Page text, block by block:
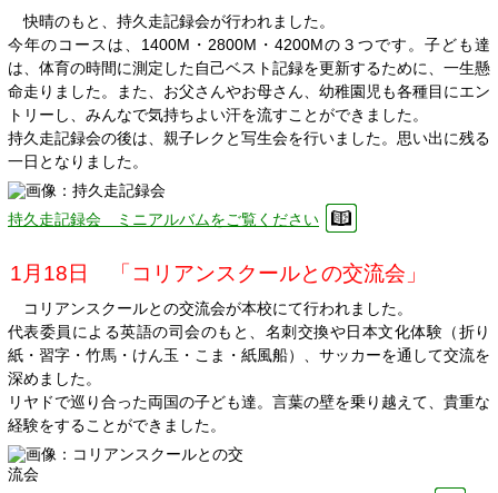
快晴のもと、持久走記録会が行われました。
今年のコースは、1400M・2800M・4200Mの３つです。子ども達
は、体育の時間に測定した自己ベスト記録を更新するために、一生懸
命走りました。また、お父さんやお母さん、幼稚園児も各種目にエン
トリーし、みんなで気持ちよい汗を流すことができました。
持久走記録会の後は、親子レクと写生会を行いました。思い出に残る
一日となりました。
持久走記録会 ミニアルバムをご覧ください
1月18日 「コリアンスクールとの交流会」
コリアンスクールとの交流会が本校にて行われました。
代表委員による英語の司会のもと、名刺交換や日本文化体験（折り
紙・習字・竹馬・けん玉・こま・紙風船）、サッカーを通して交流を
深めました。
リヤドで巡り合った両国の子ども達。言葉の壁を乗り越えて、貴重な
経験をすることができました。